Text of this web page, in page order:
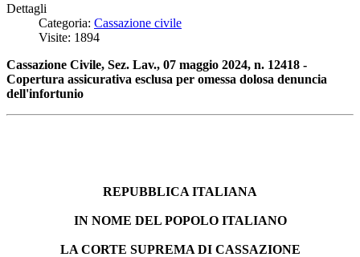
Dettagli
Categoria: Cassazione civile
Visite: 1894
Cassazione Civile, Sez. Lav., 07 maggio 2024, n. 12418 -
Copertura assicurativa esclusa per omessa dolosa denuncia
dell'infortunio
REPUBBLICA ITALIANA
IN NOME DEL POPOLO ITALIANO
LA CORTE SUPREMA DI CASSAZIONE